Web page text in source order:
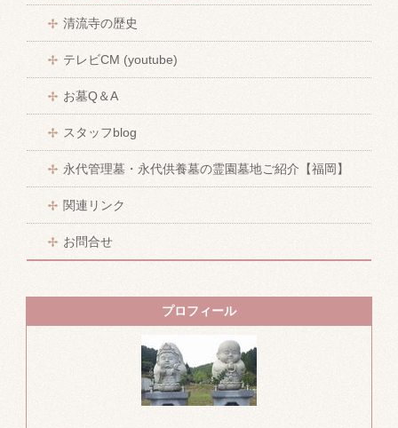
清流寺の歴史
テレビCM (youtube)
お墓Q＆A
スタッフblog
永代管理墓・永代供養墓の霊園墓地ご紹介【福岡】
関連リンク
お問合せ
プロフィール